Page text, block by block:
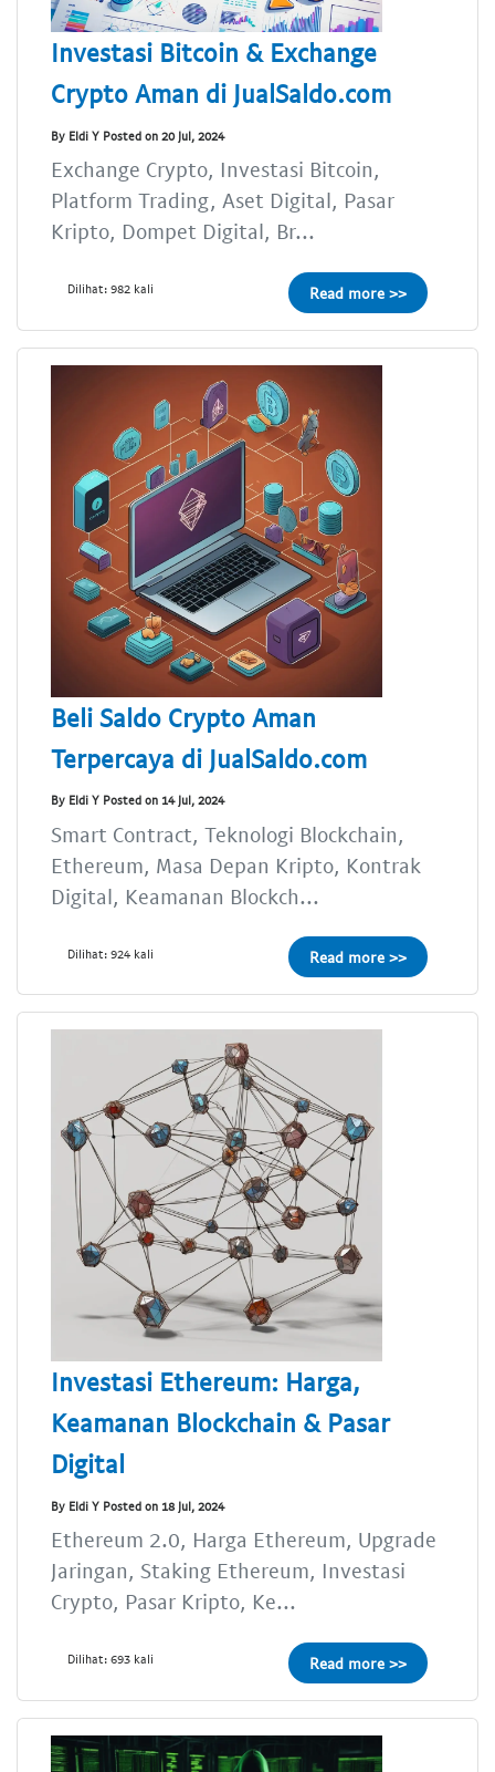
Investasi Bitcoin & Exchange
Crypto Aman di JualSaldo.com
By Eldi Y Posted on 20 Jul, 2024
Exchange Crypto, Investasi Bitcoin,
Platform Trading, Aset Digital, Pasar
Kripto, Dompet Digital, Br...
Dilihat: 982 kali Read more >>
Beli Saldo Crypto Aman
Terpercaya di JualSaldo.com
By Eldi Y Posted on 14 Jul, 2024
Smart Contract, Teknologi Blockchain,
Ethereum, Masa Depan Kripto, Kontrak
Digital, Keamanan Blockch...
Dilihat: 924 kali Read more >>
Investasi Ethereum: Harga,
Keamanan Blockchain & Pasar
Digital
By Eldi Y Posted on 18 Jul, 2024
Ethereum 2.0, Harga Ethereum, Upgrade
Jaringan, Staking Ethereum, Investasi
Crypto, Pasar Kripto, Ke...
Dilihat: 693 kali Read more >>